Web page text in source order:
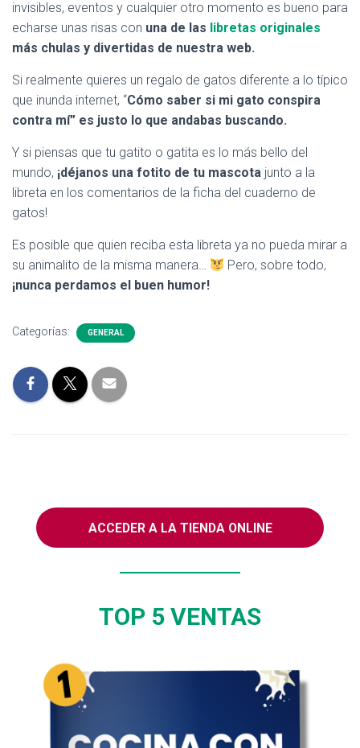
invisibles, eventos y cualquier otro momento es bueno para
echarse unas risas con una de las libretas originales
más chulas y divertidas de nuestra web.
Si realmente quieres un regalo de gatos diferente a lo típico
que inunda internet, “Cómo saber si mi gato conspira
contra mí” es justo lo que andabas buscando.
Y si piensas que tu gatito o gatita es lo más bello del
mundo, ¡déjanos una fotito de tu mascota junto a la
libreta en los comentarios de la ficha del cuaderno de
gatos!
Es posible que quien reciba esta libreta ya no pueda mirar a
su animalito de la misma manera…
Pero, sobre todo,
¡nunca perdamos el buen humor!
Categorías: GENERAL
ACCEDER A LA TIENDA ONLINE
TOP 5 VENTAS